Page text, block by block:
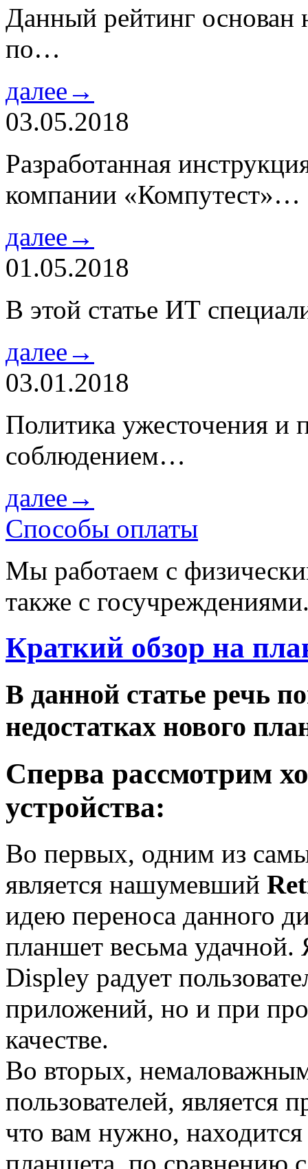
Данный рейтинг основан
по…
далее→
03.05.2018
Разработанная
компании «Компутест»…
далее→
01.05.2018
В этой статье ИТ
далее→
03.01.2018
Политика ужесточения и
соблюдением…
далее→
Способы оплаты
Мы работаем с
также с
Краткий обзор на
В данной статье речь
недостатках нового
Сперва рассмотрим
устройства:
Во первых, одним из
является нашумевший
идею переноса данного
планшет весьма удачной.
Displey радует
приложений, но и при
качестве.
Во вторых,
пользователей, является
что вам нужно,
планшета, по сравнению